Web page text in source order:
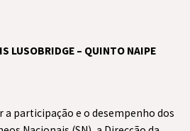
LUSOBRIDGE – QUINTO NAIPE
a participação e o desempenho dos